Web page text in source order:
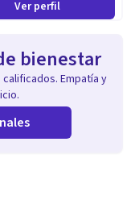
Ver perfil
bienestar
Empatía y